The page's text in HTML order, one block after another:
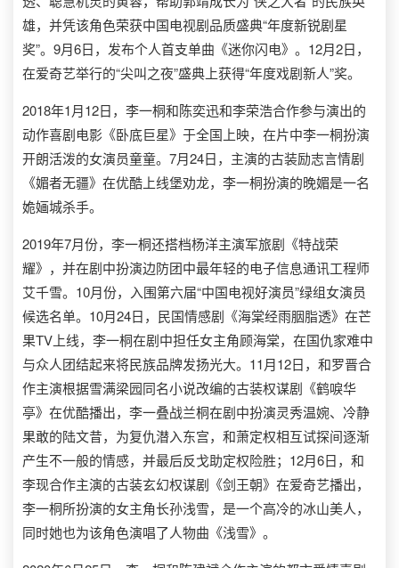
雄，并凭该角色荣获中国电视剧品质盛典“年度新锐剧星
奖”。9月6日，发布个人首支单曲《迷你闪电》。12月2日，
在爱奇艺举行的“尖叫之夜”盛典上获得“年度戏剧新人”奖。
2018年1月12日，李一桐和陈奕迅和李荣浩合作参与演出的
动作喜剧电影《卧底巨星》于全国上映，在片中李一桐扮演
开朗活泼的女演员童童。7月24日，主演的古装励志言情剧
《媚者无疆》在优酷上线堡劝龙，李一桐扮演的晚媚是一名
姽婳城杀手。
2019年7月份，李一桐还搭档杨洋主演军旅剧《特战荣
耀》，并在剧中扮演边防团中最年轻的电子信息通讯工程师
艾千雪。10月份，入围第六届“中国电视好演员”绿组女演员
候选名单。10月24日，民国情感剧《海棠经雨胭脂透》在芒
果TV上线，李一桐在剧中担任女主角顾海棠，在国仇家难中
与众人团结起来将民族品牌发扬光大。11月12日，和罗晋合
作主演根据雪满梁园同名小说改编的古装权谋剧《鹤唳华
亭》在优酷播出，李一叠战兰桐在剧中扮演灵秀温婉、冷静
果敢的陆文昔，为复仇潜入东宫，和萧定权相互试探间逐渐
产生不一般的情感，并最后反戈助定权险胜；12月6日，和
李现合作主演的古装玄幻权谋剧《剑王朝》在爱奇艺播出，
李一桐所扮演的女主角长孙浅雪，是一个高冷的冰山美人，
同时她也为该角色演唱了人物曲《浅雪》。